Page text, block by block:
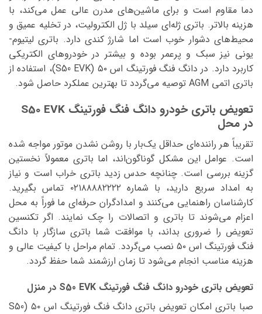
دما مقاوم است و برای ماشین‌های مدرن عالی عمل می‌کند، با
هزینه بالاتر. باتری ژله‌ای سیلد با ژل الکترولیت، در تخلیه عمیق و
محیط‌های دشوار خوب است اما شارژ کندی دارد. باتری لیتیوم-
یونی نیز سبک و پرعمر بوده و بیشتر در خودروهای الکتریکی
کاربرد دارد. در دانگ فنگ فورتینگ اس ۵۰ (S50 EVK)، استفاده از
باتری اتمی AGM توصیه می‌گردد تا بهترین عملکرد حاصل شود.
تعویض باتری خودرو دانگ فنگ فورتینگ S50 EVK
در محل
تقریباً هر راننده‌ای حداقل یک‌بار با روشن نشدن موتور مواجه شده
است. عوامل این مشکل گوناگون‌اند، اما باتری معمولاً نخستین
گزینه بررسی است. چنانچه حدس زدید باتری خراب است و نیاز
به امداد سریع دارید، با شماره ۰۲۱۸۸۸۸۲۲۲۲ تماس بگیرید.
کارشناسان راهنمایی می‌کنند و امدادگران حرفه‌ای ما فوراً به محل
اعزام می‌شوند تا باتری و اتصالات را چک نمایند. اگر تکنسین
تعویض را ضروری بداند، با موافقت شما باتری سازگار با دانگ
فنگ فورتینگ اس ۵۰ نصب می‌گردد. تمام مراحل با کیفیت عالی و
هزینه مناسب انجام می‌شود تا زمان ارزشمند شما حفظ گردد.
تعویض باتری خودرو دانگ فنگ فورتینگ S50 EVK در منزل
صبا باتری امکان تعویض باتری دانگ فنگ فورتینگ اس ۵۰ (S50